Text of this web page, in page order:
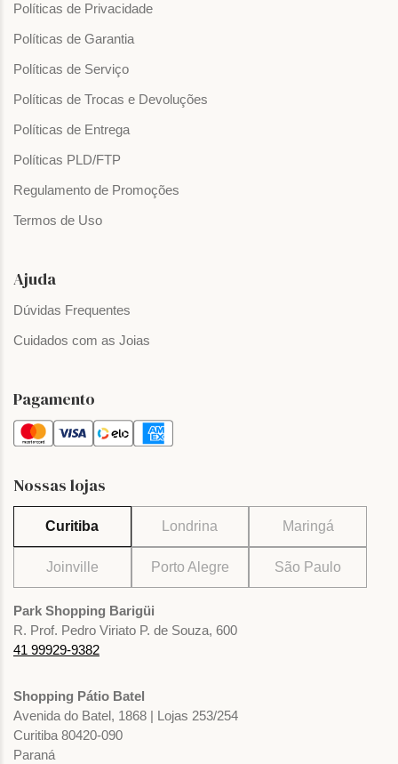
Políticas de Privacidade
Políticas de Garantia
Políticas de Serviço
Políticas de Trocas e Devoluções
Políticas de Entrega
Políticas PLD/FTP
Regulamento de Promoções
Termos de Uso
Ajuda
Dúvidas Frequentes
Cuidados com as Joias
Pagamento
Nossas lojas
Curitiba Londrina Maringá
Joinville Porto Alegre São Paulo
Park Shopping Barigüi
R. Prof. Pedro Viriato P. de Souza, 600
41 99929-9382
Shopping Pátio Batel
Avenida do Batel, 1868 | Lojas 253/254
Curitiba 80420-090
Paraná